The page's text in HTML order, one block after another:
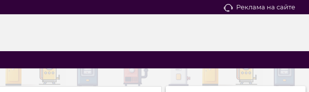
Реклама на сайте